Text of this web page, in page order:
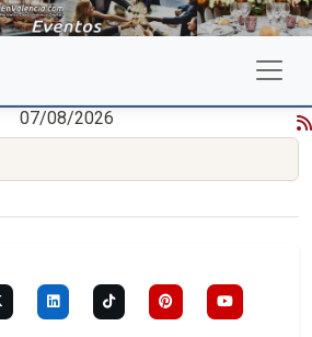
07/08/2026